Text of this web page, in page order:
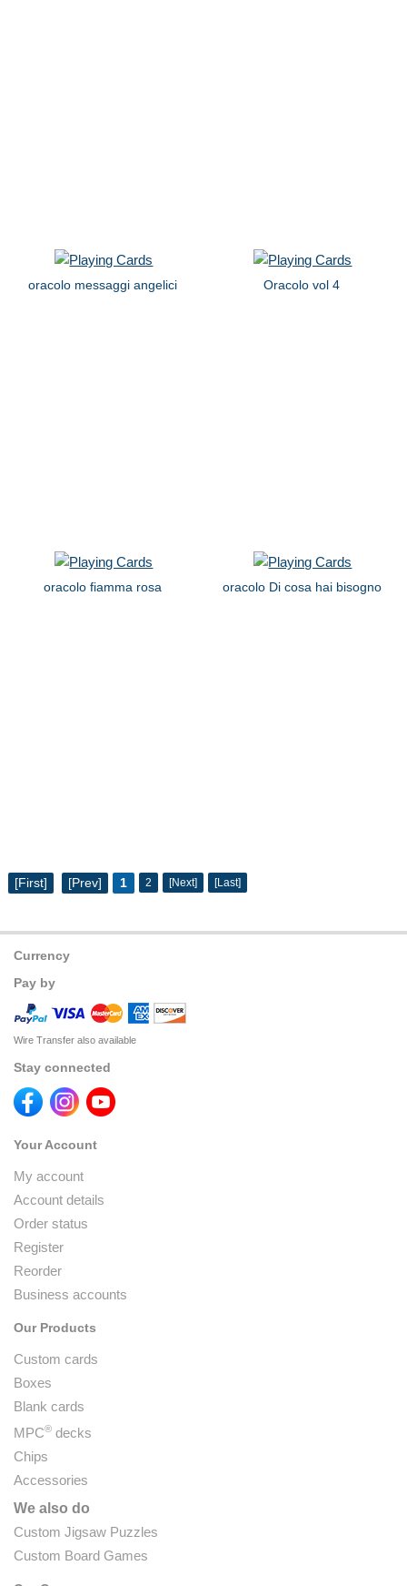
oracolo messaggi angelici Oracolo vol 4
oracolo fiamma rosa oracolo Di cosa hai bisogno
[First] [Prev] 1 2 [Next] [Last]
Currency
Pay by
Wire Transfer also available
Stay connected
Your Account
My account
Account details
Order status
Register
Reorder
Business accounts
Our Products
Custom cards
Boxes
Blank cards
MPC® decks
Chips
Accessories
We also do
Custom Jigsaw Puzzles
Custom Board Games